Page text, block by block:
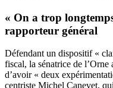
« On a trop
rapporteur général
Défendant un dispositif «
fiscal, la sénatrice de l’Orne
d’avoir « deux
centriste Michel Canevet,